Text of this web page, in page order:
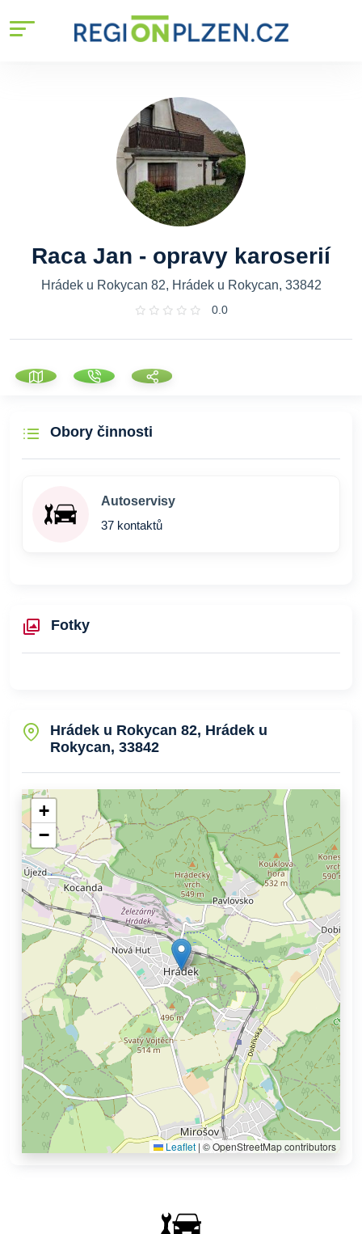
Raca Jan - opravy karoserií
Hrádek u Rokycan 82, Hrádek u Rokycan, 33842
0.0
Obory činnosti
Autoservisy
37 kontaktů
Fotky
Hrádek u Rokycan 82, Hrádek u
Rokycan, 33842
+
−
Leaflet | © OpenStreetMap contributors